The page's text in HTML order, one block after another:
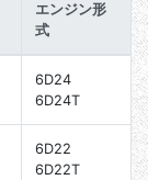
エンジン形
式
6D24
6D24T
6D22
6D22T